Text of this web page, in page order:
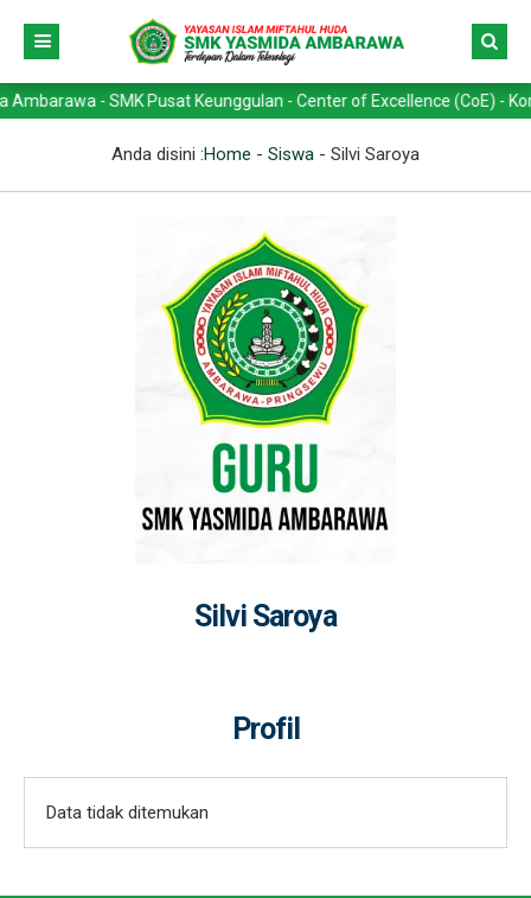
- SMK Pusat Keunggulan - Center of Excellence (CoE) -
Anda disini :Home - Siswa - Silvi Saroya
Silvi Saroya
Profil
Data tidak ditemukan